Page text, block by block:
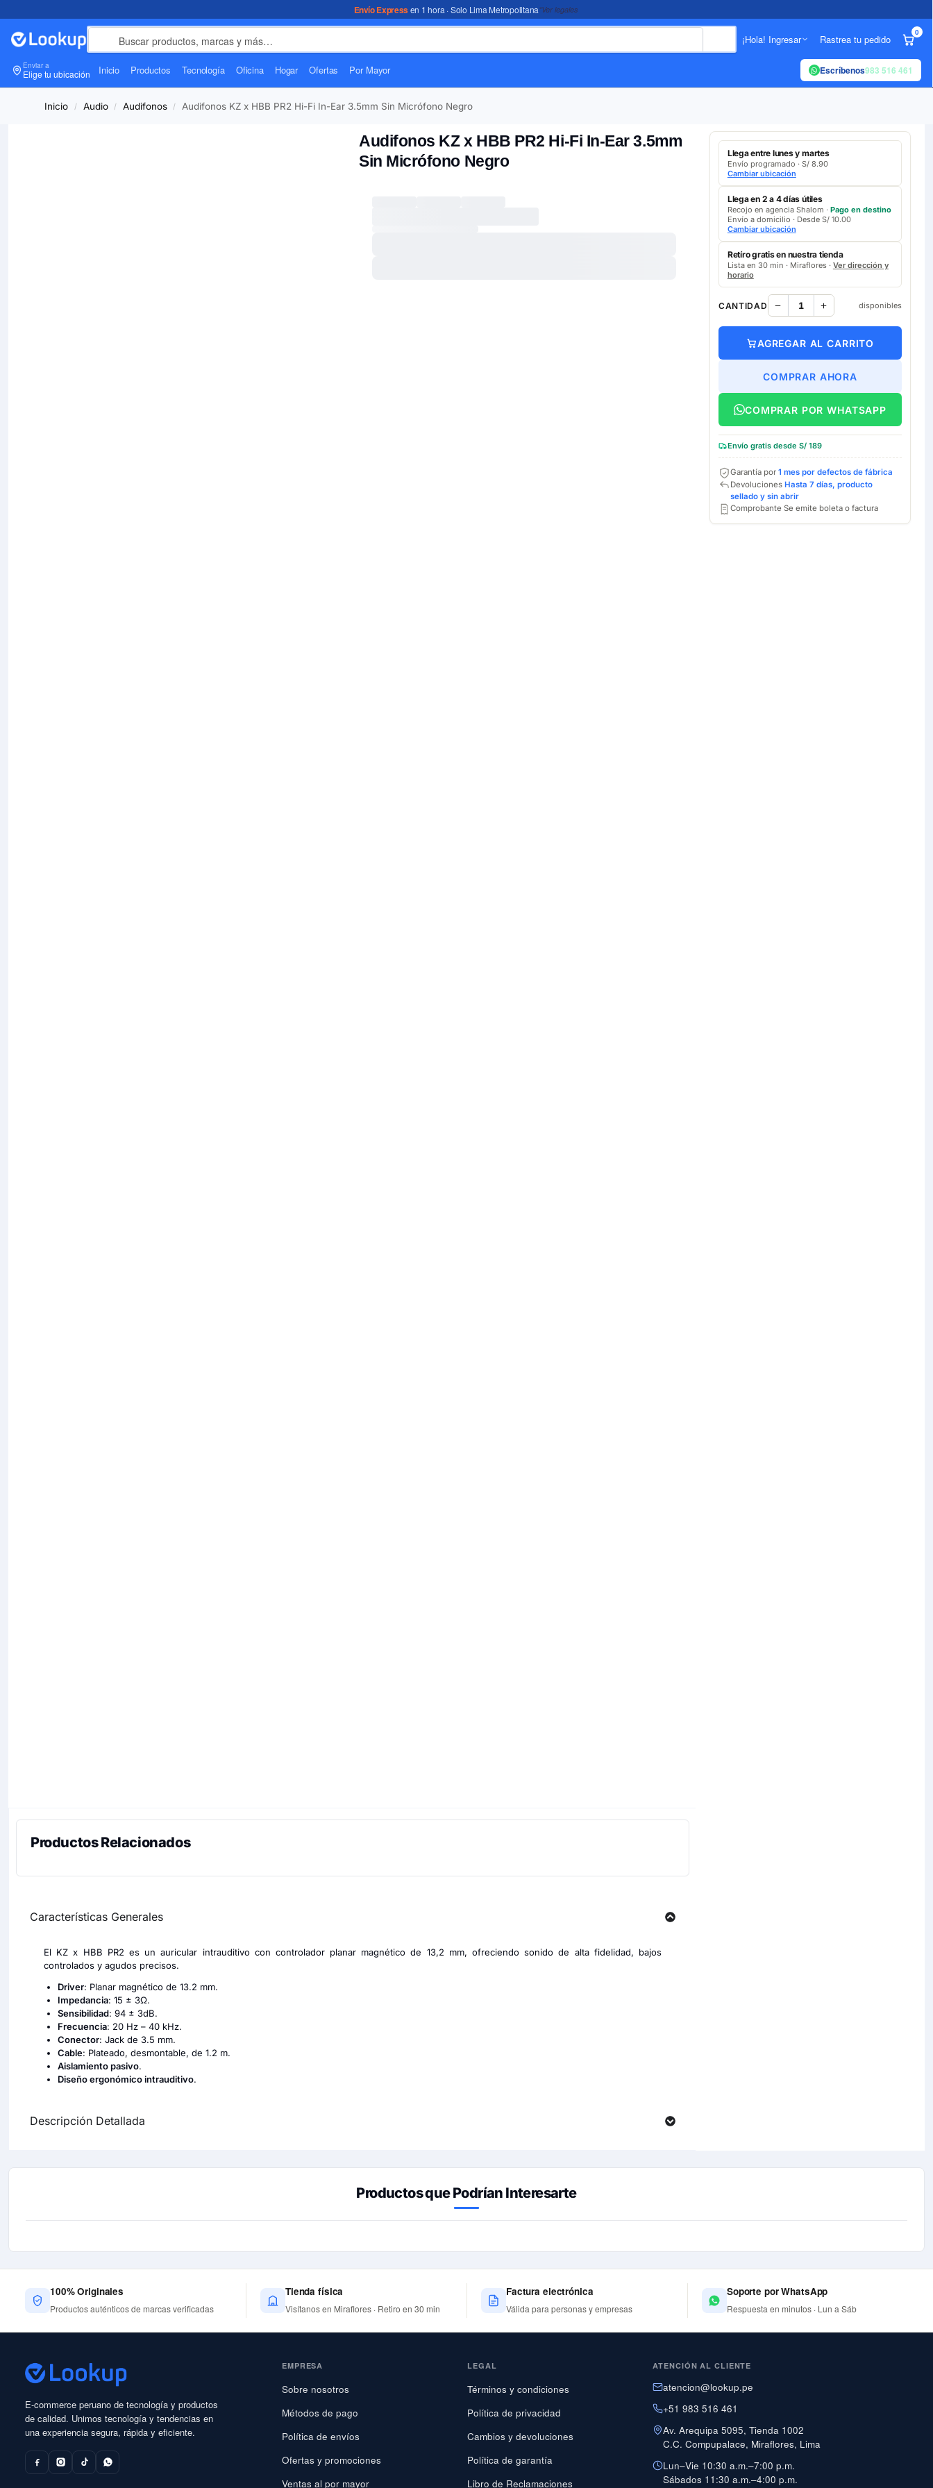
Envío Expressen 1 hora · Solo Lima Metropolitana*Ver legales
¡Hola! Ingresar Rastrea tu pedido
0
Enviar a
Elige tu ubicación Inicio Productos Tecnología Oficina Hogar Ofertas Por Mayor Escríbenos983 516 461
Inicio / Audio / Audifonos / Audifonos KZ x HBB PR2 Hi-Fi In-Ear 3.5mm Sin Micrófono Negro
Audifonos KZ x HBB PR2 Hi-Fi In-Ear 3.5mm
Sin Micrófono Negro
Productos Relacionados
Características Generales
El KZ x HBB PR2 es un auricular intrauditivo con controlador planar magnético de 13,2 mm, ofreciendo sonido de alta fidelidad, bajos
controlados y agudos precisos.
Driver: Planar magnético de 13.2 mm.
Impedancia: 15 ± 3Ω.
Sensibilidad: 94 ± 3dB.
Frecuencia: 20 Hz – 40 kHz.
Conector: Jack de 3.5 mm.
Cable: Plateado, desmontable, de 1.2 m.
Aislamiento pasivo.
Diseño ergonómico intrauditivo.
Descripción Detallada
Llega entre lunes y martes
Envío programado · S/ 8.90
Cambiar ubicación
Llega en 2 a 4 días útiles
Recojo en agencia Shalom · Pago en destino
Envío a domicilio · Desde S/ 10.00
Cambiar ubicación
Retíro gratis en nuestra tienda
Lista en 30 min · Miraflores · Ver dirección y
horario
CANTIDAD disponibles
AGREGAR AL CARRITO
COMPRAR AHORA
COMPRAR POR WHATSAPP
Envío gratis desde S/ 189
Garantía por 1 mes por defectos de fábrica
Devoluciones Hasta 7 días, producto
sellado y sin abrir
Comprobante Se emite boleta o factura
Productos que Podrían Interesarte
100% Originales
Productos auténticos de marcas verificadas
Tienda física
Visítanos en Miraflores · Retiro en 30 min
Factura electrónica
Válida para personas y empresas
Soporte por WhatsApp
Respuesta en minutos · Lun a Sáb
E-commerce peruano de tecnología y productos
de calidad. Unimos tecnología y tendencias en
una experiencia segura, rápida y eficiente.
EMPRESA
Sobre nosotros
Métodos de pago
Política de envíos
Ofertas y promociones
Ventas al por mayor
LEGAL
Términos y condiciones
Política de privacidad
Cambios y devoluciones
Política de garantía
Libro de Reclamaciones
ATENCIÓN AL CLIENTE
atencion@lookup.pe
+51 983 516 461
Av. Arequipa 5095, Tienda 1002
C.C. Compupalace, Miraflores, Lima
Lun–Vie 10:30 a.m.–7:00 p.m.
Sábados 11:30 a.m.–4:00 p.m.